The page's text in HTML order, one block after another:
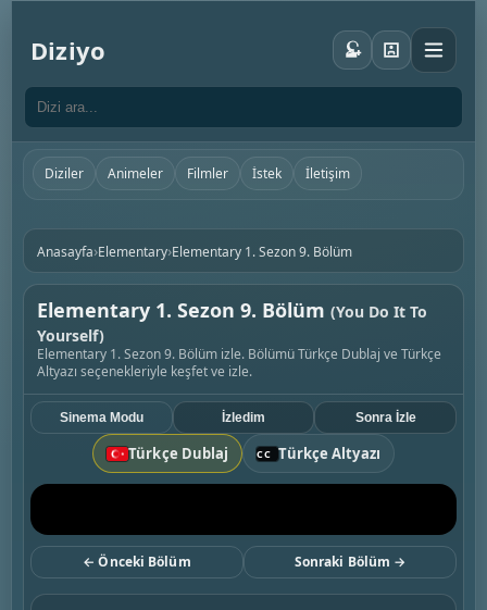
Diziyo
Diziler Animeler Filmler İstek İletişim
Anasayfa›Elementary›Elementary 1. Sezon 9. Bölüm
Elementary 1. Sezon 9. Bölüm (You Do It To
Yourself)
Elementary 1. Sezon 9. Bölüm izle. Bölümü Türkçe Dublaj ve Türkçe
Altyazı seçenekleriyle keşfet ve izle.
Türkçe Dublaj Türkçe Altyazı
Sinema Modu İzledim Sonra İzle
← Önceki Bölüm Sonraki Bölüm →